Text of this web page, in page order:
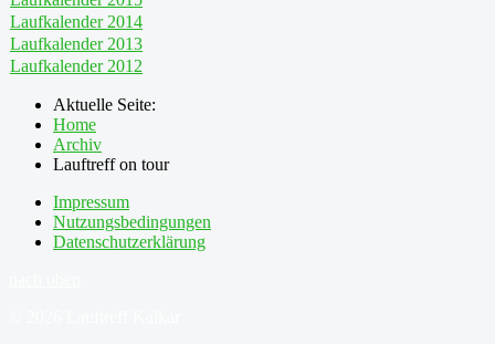
Laufkalender 2014
Laufkalender 2013
Laufkalender 2012
Aktuelle Seite:
Home
Archiv
Lauftreff on tour
Impressum
Nutzungsbedingungen
Datenschutzerklärung